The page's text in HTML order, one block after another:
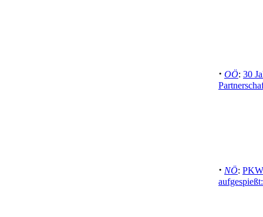
· OÖ: 30
· NÖ: